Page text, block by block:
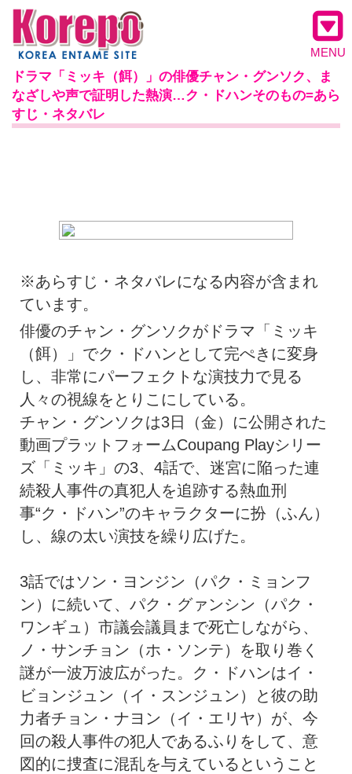
MENU
ドラマ「ミッキ（餌）」の俳優チャン・グンソク、ま
なざしや声で証明した熱演…ク・ドハンそのもの=あら
すじ・ネタバレ
※あらすじ・ネタバレになる内容が含まれ
ています。
俳優のチャン・グンソクがドラマ「ミッキ
（餌）」でク・ドハンとして完ぺきに変身
し、非常にパーフェクトな演技力で見る
人々の視線をとりこにしている。
チャン・グンソクは3日（金）に公開された
動画プラットフォームCoupang Playシリー
ズ「ミッキ」の3、4話で、迷宮に陥った連
続殺人事件の真犯人を追跡する熱血刑
事“ク・ドハン”のキャラクターに扮（ふん）
し、線の太い演技を繰り広げた。
3話ではソン・ヨンジン（パク・ミョンフ
ン）に続いて、パク・グァンシン（パク・
ワンギュ）市議会議員まで死亡しながら、
ノ・サンチョン（ホ・ソンテ）を取り巻く
謎が一波万波広がった。ク・ドハンはイ・
ビョンジュン（イ・スンジュン）と彼の助
力者チョン・ナヨン（イ・エリヤ）が、今
回の殺人事件の犯人であるふりをして、意
図的に捜査に混乱を与えているということ